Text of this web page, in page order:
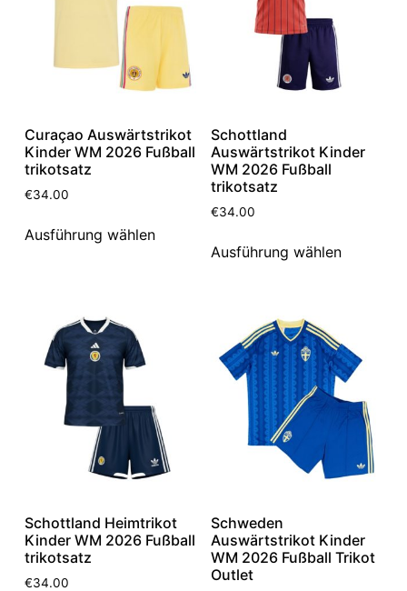
Curaçao Auswärtstrikot
Kinder WM 2026 Fußball
trikotsatz
€34.00
Ausführung wählen
Schottland
Auswärtstrikot Kinder
WM 2026 Fußball
trikotsatz
€34.00
Ausführung wählen
Schottland Heimtrikot
Kinder WM 2026 Fußball
trikotsatz
€34.00
Schweden
Auswärtstrikot Kinder
WM 2026 Fußball Trikot
Outlet